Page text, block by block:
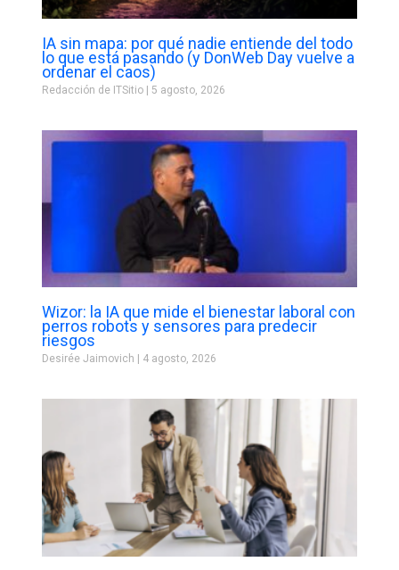
IA sin mapa: por qué nadie entiende del todo
lo que está pasando (y DonWeb Day vuelve a
ordenar el caos)
Redacción de ITSitio 5 agosto, 2026
Wizor: la IA que mide el bienestar laboral con
perros robots y sensores para predecir
riesgos
Desirée Jaimovich 4 agosto, 2026